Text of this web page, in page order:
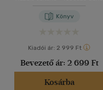
Könyv
Kiadói ár: 2 999 Ft
Bevezető ár: 2 699 Ft
Kosárba